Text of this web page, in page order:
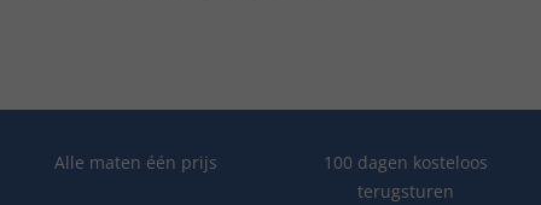
Alle maten één prijs
100 dagen kosteloos
terugsturen